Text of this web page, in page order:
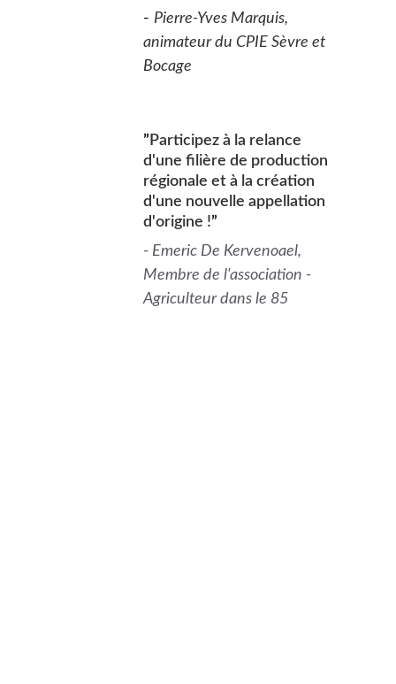
- Pierre-Yves Marquis,
animateur du CPIE Sèvre et
Bocage
” Participez à la relance
d'une filière de production
régionale et à la création
d'une nouvelle appellation
d'origine !”
- Emeric De Kervenoael,
Membre de l'association -
Agriculteur dans le 85